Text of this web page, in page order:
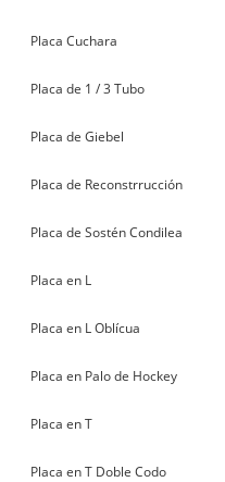
Placa Cuchara
Placa de 1 / 3 Tubo
Placa de Giebel
Placa de Reconstrrucción
Placa de Sostén Condilea
Placa en L
Placa en L Oblícua
Placa en Palo de Hockey
Placa en T
Placa en T Doble Codo